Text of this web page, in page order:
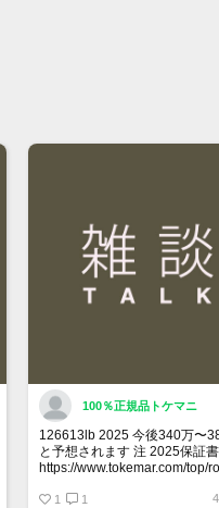
100％正規品トケマニ
126613lb 2025 今後340万〜
と予想されます 注 2025保証書
https://www.tokemar.com/top/
1 1